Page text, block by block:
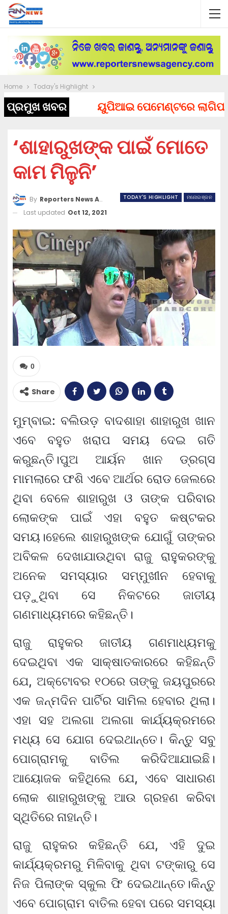
Home Today's Highlight
ପ୍ରମୁଖ ଖବର ୟୁପିଆଇ ପେମେଣ୍ଟରେ ଲାଗିପାରେ
‘ଶାହାରୁଖଙ୍କ ପାଇଁ ମୋତେ
କାମ ମିଳୁନି’
TODAY'S HIGHLIGHT ମନୋରଞ୍ଜନ
By Reporters News Agency
Last updated Oct 12, 2021
0
Share
ମୁମ୍ବାଇ: ବଲିଉଡ଼ ବାଦଶାହା ଶାହାରୁଖ ଖାନ
ଏବେ ବହୁତ ଖରାପ ସମୟ ଦେଇ ଗତି
କରୁଛନ୍ତି।ପୁଅ ଆର୍ୟନ ଖାନ ଡ୍ରଗ୍ସ
ମାମଲାରେ ଫଶି ଏବେ ଆର୍ଥର ରୋଡ ଜେଲରେ
ଥିବା ବେଳେ ଶାହାରୁଖ ଓ ତାଙ୍କ ପରିବାର
ଲୋକଙ୍କ ପାଇଁ ଏହା ବହୁତ କଷ୍ଟକର
ସମୟ।ହେଲେ ଶାହାରୁଖଙ୍କ ଯୋଗୁଁ ତାଙ୍କର
ଅବିକଳ ଦେଖାଯାଉଥିବା ରାଜୁ ରାହୁକରଙ୍କୁ
ଅନେକ ସମସ୍ୟାର ସମ୍ମୁଖୀନ ହେବାକୁ
ପଡ଼ୁଥିବା ସେ ନିକଟରେ ଜାତୀୟ
ଗଣମାଧ୍ୟମରେ କହିଛନ୍ତି।
ରାଜୁ ରାହୁକର ଜାତୀୟ ଗଣମାଧ୍ୟମକୁ
ଦେଇଥିବା ଏକ ସାକ୍ଷାତକାରରେ କହିଛନ୍ତି
ଯେ, ଅକ୍ଟୋବର ୧୦ରେ ତାଙ୍କୁ ଜୟପୁରରେ
ଏକ ଜନ୍ମଦିନ ପାର୍ଟିର ସାମିଲ ହେବାର ଥିଲା।
ଏହା ସହ ଅଲଗା ଅଲଗା କାର୍ଯ୍ୟକ୍ରମରେ
ମଧ୍ୟ ସେ ଯୋଗ ଦେଇଥାନ୍ତେ। କିନ୍ତୁ ସବୁ
ପୋଗ୍ରାମକୁ ବାତିଲ କରିଦିଆଯାଇଛି।
ଆୟୋଜକ କହିଥିଲେ ଯେ, ଏବେ ସାଧାରଣ
ଲୋକ ଶାହାରୁଖଙ୍କୁ ଆଉ ଗ୍ରହଣ କରିବା
ସ୍ଥିତିରେ ନାହାନ୍ତି।
ରାଜୁ ରାହୁକର କହିଛନ୍ତି ଯେ, ଏହି ଦୁଇ
କାର୍ଯ୍ୟକ୍ରମରୁ ମିଳିବାକୁ ଥିବା ଟଙ୍କାରୁ ସେ
ନିଜ ପିଲାଙ୍କ ସ୍କୁଲ ଫି ଦେଇଥାନ୍ତେ।କିନ୍ତୁ
ଏବେ ପୋଗ୍ରାମ ବାତିଲ ହେବା ପରେ ସମସ୍ୟା